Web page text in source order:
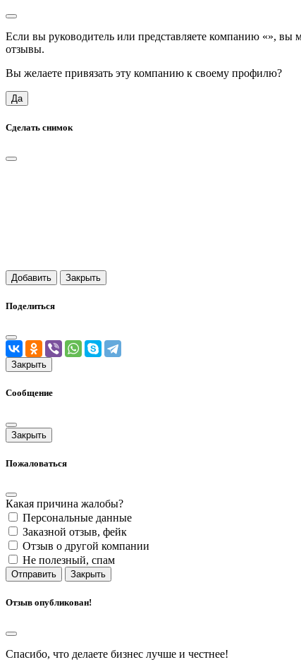
Если вы руководитель или представляете компанию «», вы
отзывы.
Вы желаете привязать эту компанию к своему профилю?
Да
Сделать снимок
Добавить Закрыть
Поделиться
Закрыть
Сообщение
Закрыть
Пожаловаться
Какая причина жалобы?
Персональные данные
Заказной отзыв, фейк
Отзыв о другой компании
Не полезный, спам
Отправить Закрыть
Отзыв опубликован!
Спасибо, что делаете бизнес лучше и честнее!